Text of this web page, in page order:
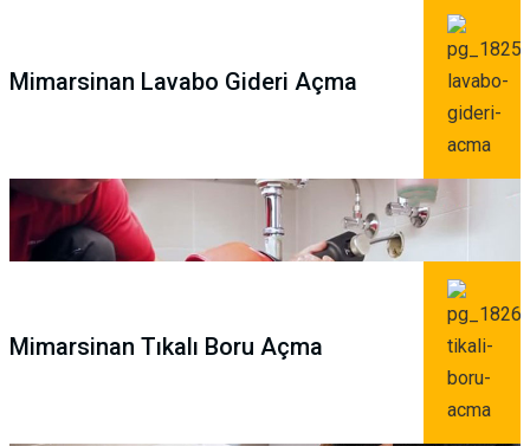
Mimarsinan Lavabo Gideri Açma
Mimarsinan Tıkalı Boru Açma